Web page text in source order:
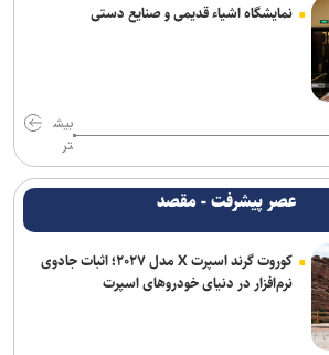
نمایشگاه اشیاء قدیمی و صنایع دستی
بیش
تر
عصر پیشرفت - مقصد
کوروت گرند اسپرت X مدل ۲۰۲۷؛ اثبات جادوی
نرم‌افزار در دنیای خودروهای اسپرت